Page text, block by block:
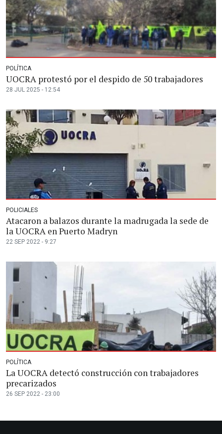
POLÍTICA
UOCRA protestó por el despido de 50 trabajadores
28 JUL 2025 - 12:54
POLICIALES
Atacaron a balazos durante la madrugada la sede de
la UOCRA en Puerto Madryn
22 SEP 2022 - 9:27
POLÍTICA
La UOCRA detectó construcción con trabajadores
precarizados
26 SEP 2022 - 23:00